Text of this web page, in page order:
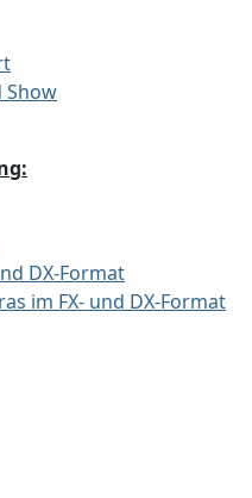
Show
DX-Format
im FX- und DX-Format